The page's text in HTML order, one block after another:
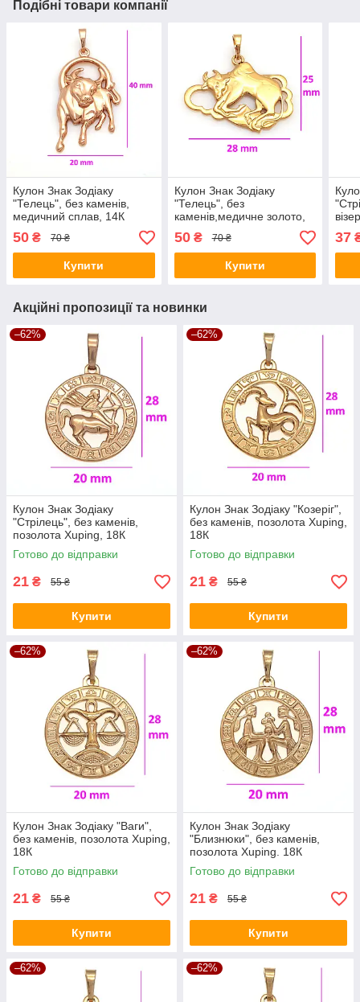
Подібні товари компанії
Кулон Знак Зодіаку
"Телець", без каменів,
медичний сплав, 14К
50 ₴ 70 ₴
Купити
Кулон Знак Зодіаку
"Телець", без
каменів,медичне золото,
18К
50₴ 70 ₴
Купити
37
Акційні пропозиції та новинки
–62%
Кулон Знак Зодіаку
"Стрілець", без каменів,
позолота Xuping, 18К
Готово до відправки
21 ₴ 55 ₴
Купити
–62%
Кулон Знак Зодіаку "Козеріг",
без каменів, позолота Xuping,
18К
Готово до відправки
21 ₴ 55 ₴
Купити
–62%
Кулон Знак Зодіаку "Ваги",
без каменів, позолота Xuping,
18К
Готово до відправки
21 ₴ 55 ₴
Купити
–62%
Кулон Знак Зодіаку
"Близнюки", без каменів,
позолота Xuping. 18К
Готово до відправки
21 ₴ 55 ₴
Купити
–62% –62%